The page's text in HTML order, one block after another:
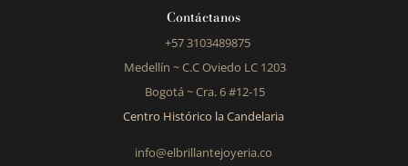
Contáctanos
+57 3103489875
Medellín ~C.C Oviedo LC 1203
Bogotá ~Cra. 6 #12-15
Centro Histórico la Candelaria
info@elbrillantejoyeria.co